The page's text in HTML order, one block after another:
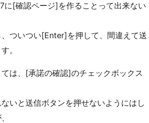
[確認ページ]を作ることって出来ない
ついつい[Enter]を押して、間違えて送
。
は、[承諾の確認]のチェックボックス
いと送信ボタンを押せないようにはし